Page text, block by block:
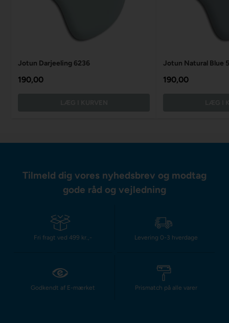
Jotun Darjeeling 6236
190,00
Jotun Natural Blue
190,00
Tilmeld dig vores nyhedsbrev og modtag
gode råd og vejledning
Fri fragt ved 499 kr.,- Levering 0-3 hverdage
Godkendt af E-mærket Prismatch på alle varer